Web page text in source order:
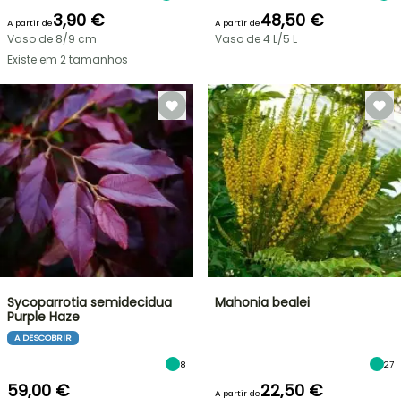
A partir de3,90 €
Vaso de 8/9 cm
Existe em 2 tamanhos
A partir de48,50 €
Vaso de 4 L/5 L
Sycoparrotia semidecidua
Purple Haze
A DESCOBRIR
8
59,00 €
Mahonia bealei
27
A partir de22,50 €